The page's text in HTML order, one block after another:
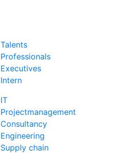
Talents
Professionals
Executives
Intern
IT
Projectmanagement
Consultancy
Engineering
Supply chain